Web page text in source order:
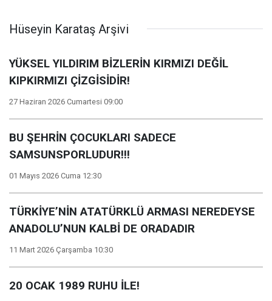
Hüseyin Karataş Arşivi
YÜKSEL YILDIRIM BİZLERİN KIRMIZI DEĞİL
KIPKIRMIZI ÇİZGİSİDİR!
27 Haziran 2026 Cumartesi 09:00
BU ŞEHRİN ÇOCUKLARI SADECE
SAMSUNSPORLUDUR!!!
01 Mayıs 2026 Cuma 12:30
TÜRKİYE’NİN ATATÜRKLÜ ARMASI NEREDEYSE
ANADOLU’NUN KALBİ DE ORADADIR
11 Mart 2026 Çarşamba 10:30
20 OCAK 1989 RUHU İLE!